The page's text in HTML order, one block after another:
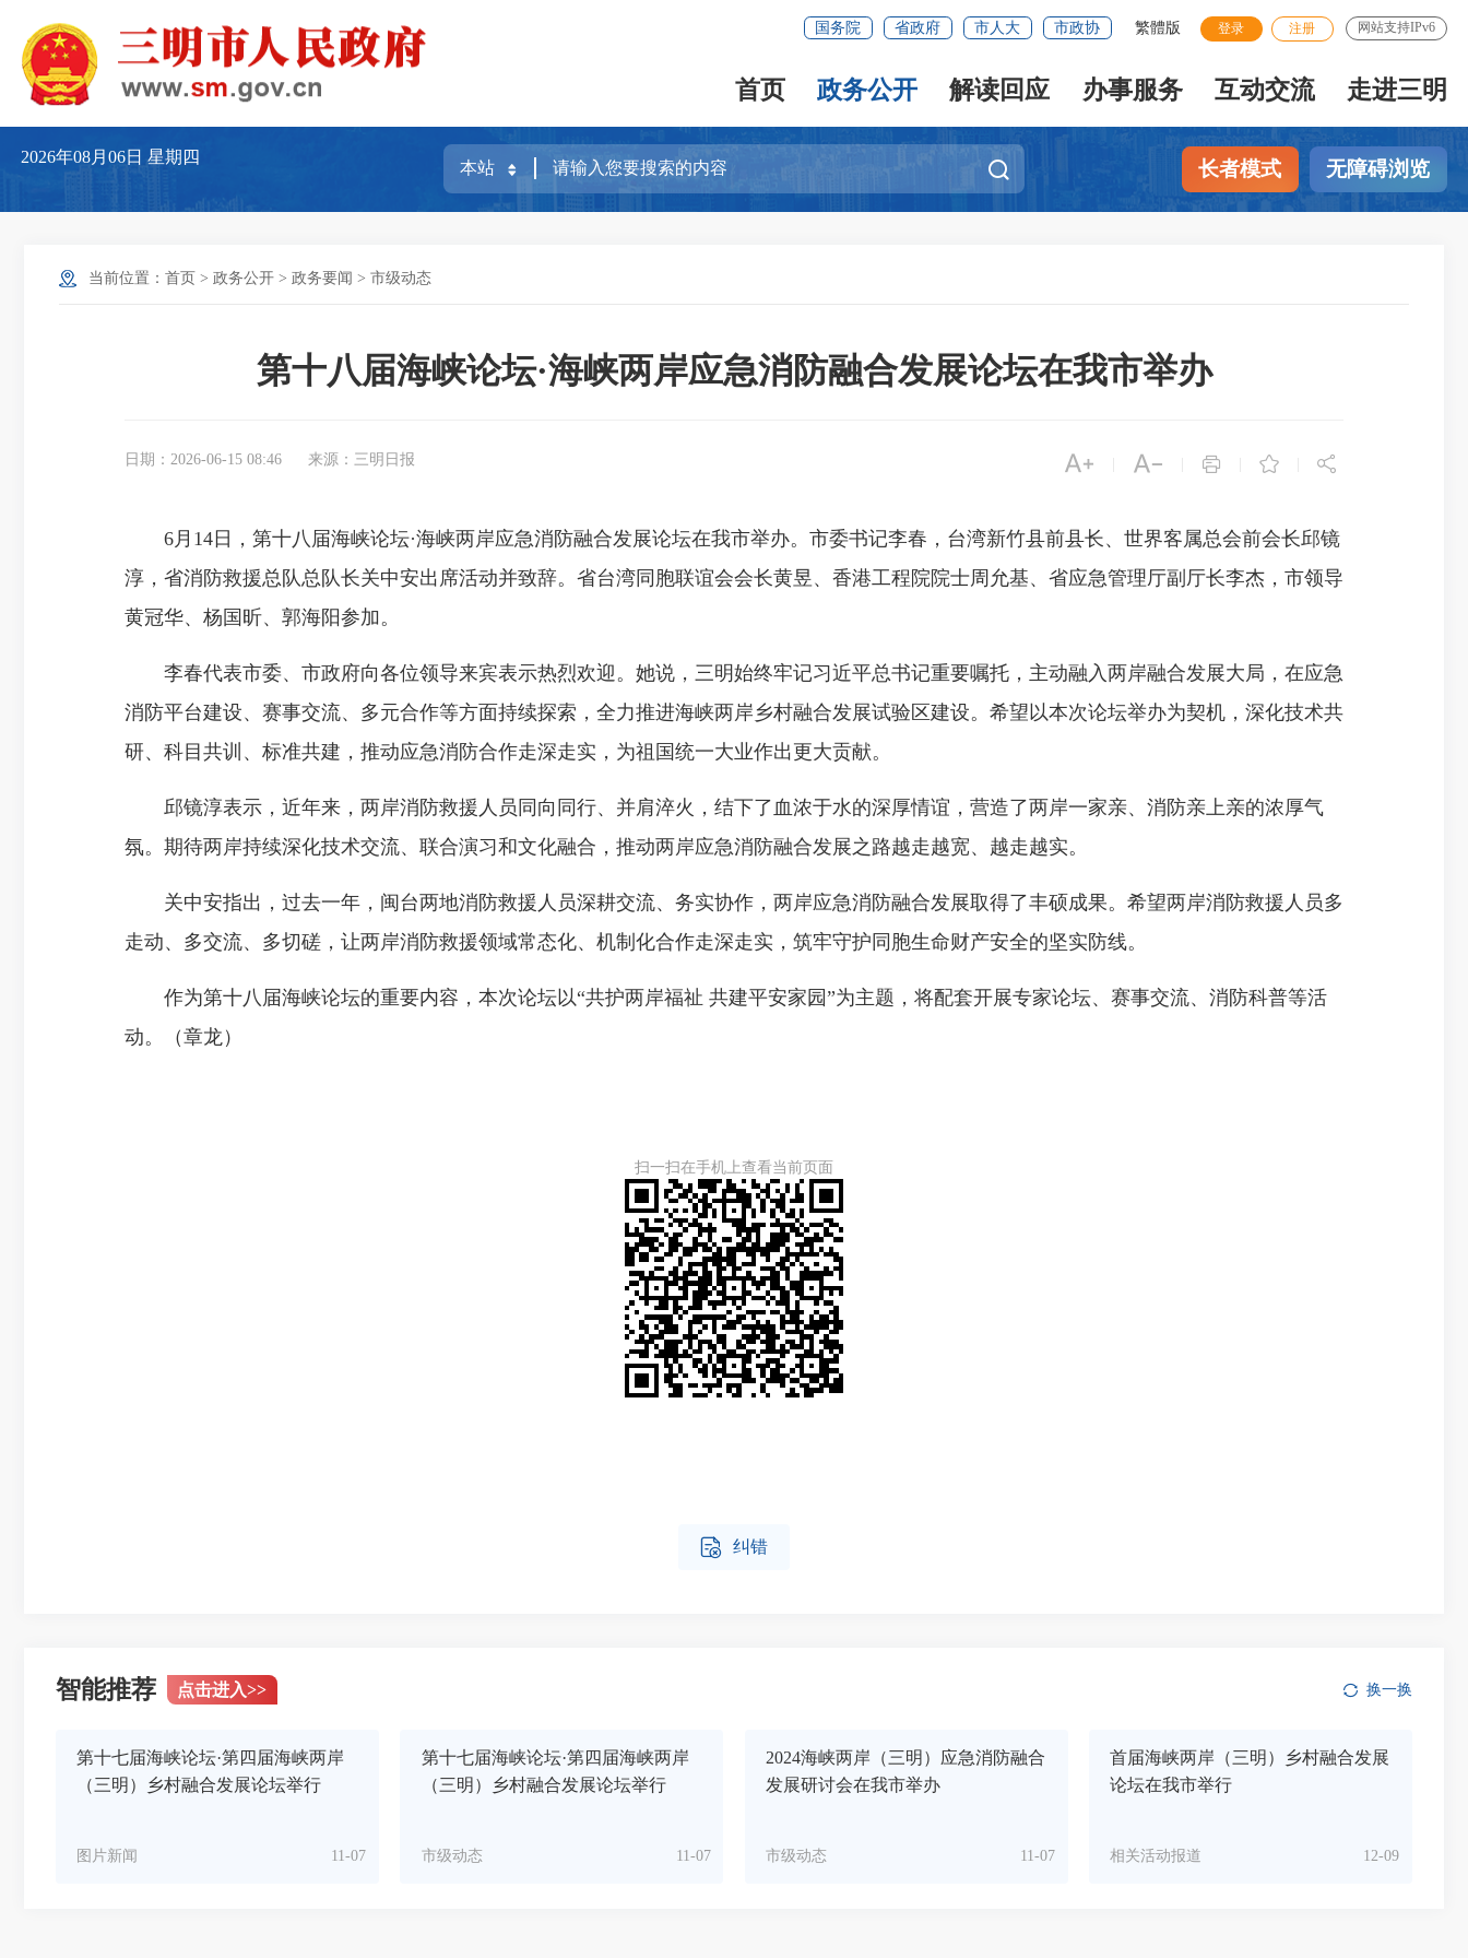
国务院 省政府 市人大 市政协 繁體版 登录 注册 网站支持IPv6
首页 政务公开 解读回应 办事服务 互动交流 走进三明
2026年08月06日星期四
长者模式 无障碍浏览
当前位置： 首页 > 政务公开 > 政务要闻 > 市级动态
第十八届海峡论坛·海峡两岸应急消防融合发展论坛在我市举办
日期：2026-06-15 08:46 来源：三明日报     
6月14日，第十八届海峡论坛·海峡两岸应急消防融合发展论坛在我市举办。市委书记李春，台湾新竹县前县长、世界客属总会前会长邱镜
淳，省消防救援总队总队长关中安出席活动并致辞。省台湾同胞联谊会会长黄昱、香港工程院院士周允基、省应急管理厅副厅长李杰，市领导
黄冠华、杨国昕、郭海阳参加。
李春代表市委、市政府向各位领导来宾表示热烈欢迎。她说，三明始终牢记习近平总书记重要嘱托，主动融入两岸融合发展大局，在应急
消防平台建设、赛事交流、多元合作等方面持续探索，全力推进海峡两岸乡村融合发展试验区建设。希望以本次论坛举办为契机，深化技术共
研、科目共训、标准共建，推动应急消防合作走深走实，为祖国统一大业作出更大贡献。
邱镜淳表示，近年来，两岸消防救援人员同向同行、并肩淬火，结下了血浓于水的深厚情谊，营造了两岸一家亲、消防亲上亲的浓厚气
氛。期待两岸持续深化技术交流、联合演习和文化融合，推动两岸应急消防融合发展之路越走越宽、越走越实。
关中安指出，过去一年，闽台两地消防救援人员深耕交流、务实协作，两岸应急消防融合发展取得了丰硕成果。希望两岸消防救援人员多
走动、多交流、多切磋，让两岸消防救援领域常态化、机制化合作走深走实，筑牢守护同胞生命财产安全的坚实防线。
作为第十八届海峡论坛的重要内容，本次论坛以“共护两岸福祉 共建平安家园”为主题，将配套开展专家论坛、赛事交流、消防科普等活
动。（章龙）
扫一扫在手机上查看当前页面
 纠错
智能推荐 点击进入>> 换一换
第十七届海峡论坛·第四届海峡两岸
（三明）乡村融合发展论坛举行
11-07
图片新闻
第十七届海峡论坛·第四届海峡两岸
（三明）乡村融合发展论坛举行
11-07
市级动态
2024海峡两岸（三明）应急消防融合
发展研讨会在我市举办
11-07
市级动态
首届海峡两岸（三明）乡村融合发展
论坛在我市举行
12-09
相关活动报道